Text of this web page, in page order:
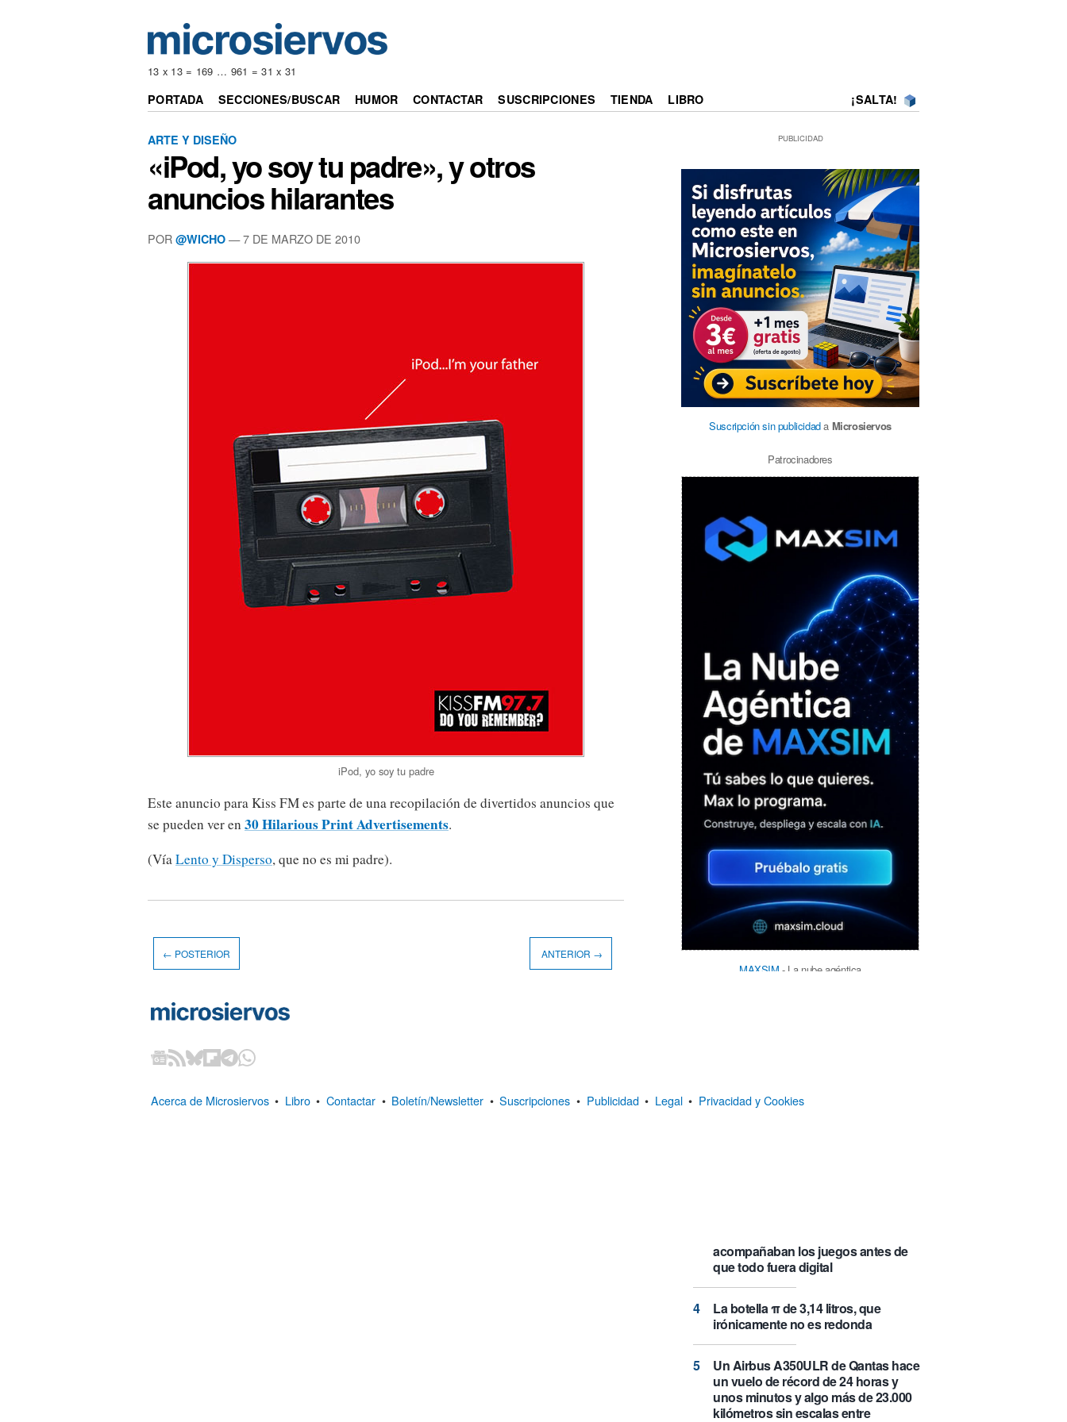
13 x 13 = 169 … 961 = 31 x 31
PORTADA SECCIONES/BUSCAR HUMOR CONTACTAR SUSCRIPCIONES TIENDA LIBRO ¡SALTA!
ARTE Y DISEÑO
«iPod, yo soy tu padre», y otros
anuncios hilarantes
POR @WICHO — 7 DE MARZO DE 2010
iPod, yo soy tu padre
Este anuncio para Kiss FM es parte de una recopilación de divertidos anuncios que
se pueden ver en 30 Hilarious Print Advertisements.
(VíaLento y Disperso, que no es mi padre).
PUBLICIDAD
Suscripción sin publicidada Microsiervos
Patrocinadores
MAXSIM - La nube agéntica
acompañaban los juegos antes de
que todo fuera digital
La botella π de 3,14 litros, que
irónicamente no es redonda
Un Airbus A350ULR de Qantas hace
un vuelo de récord de 24 horas y
unos minutos y algo más de 23.000
kilómetros sin escalas entre
← POSTERIOR ANTERIOR →
Acerca de Microsiervos • Libro • Contactar • Boletín/Newsletter • Suscripciones • Publicidad • Legal • Privacidad y Cookies